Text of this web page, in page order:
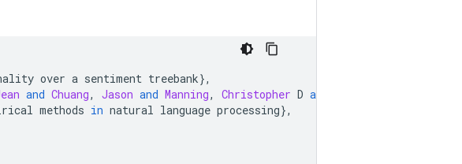
over a sentiment treebank},
and Chuang, Jason and Manning, Christopher D and
methods in natural language processing},